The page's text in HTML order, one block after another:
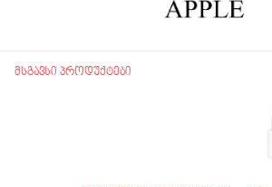
მსგავსი პროდუქტები